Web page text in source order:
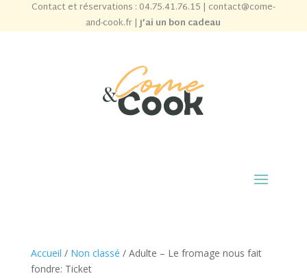
Contact et réservations : 04.75.41.76.15 | contact@come-
and-cook.fr|J’ai un bon cadeau
Accueil / Non classé / Adulte – Le fromage nous fait
fondre: Ticket